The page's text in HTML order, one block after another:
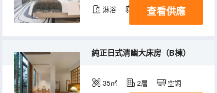
淋浴 電視機 冰箱
查看供應
純正日式清幽大床房（B棟）
35㎡ 2層 空調